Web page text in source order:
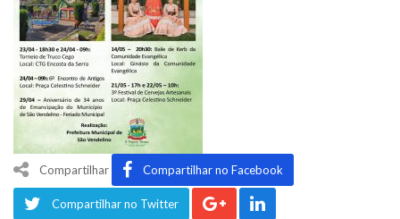
Compartilhar Compartilhar no Facebook
Compartilhar no Twitter